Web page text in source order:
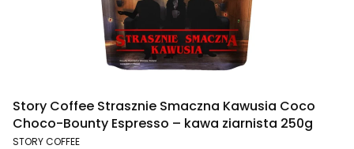
Story Coffee Strasznie Smaczna Kawusia Coco
Choco-Bounty Espresso – kawa ziarnista 250g
PRODUCENT
STORY COFFEE